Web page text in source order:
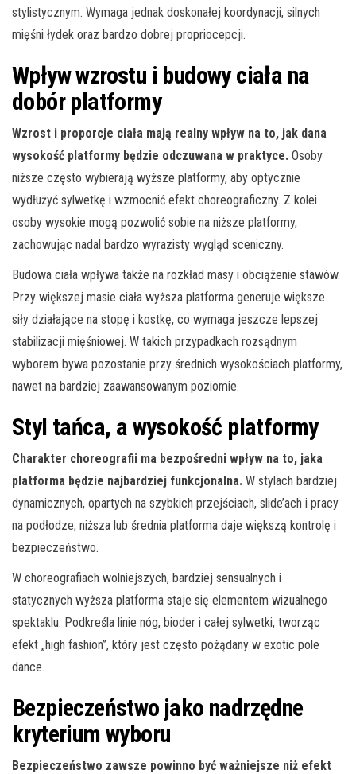
stylistycznym. Wymaga jednak doskonałej koordynacji, silnych
mięśni łydek oraz bardzo dobrej propriocepcji.
Wpływ wzrostu i budowy ciała na
dobór platformy
Wzrost i proporcje ciała mają realny wpływ na to, jak dana
wysokość platformy będzie odczuwana w praktyce. Osoby
niższe często wybierają wyższe platformy, aby optycznie
wydłużyć sylwetkę i wzmocnić efekt choreograficzny. Z kolei
osoby wysokie mogą pozwolić sobie na niższe platformy,
zachowując nadal bardzo wyrazisty wygląd sceniczny.
Budowa ciała wpływa także na rozkład masy i obciążenie stawów.
Przy większej masie ciała wyższa platforma generuje większe
siły działające na stopę i kostkę, co wymaga jeszcze lepszej
stabilizacji mięśniowej. W takich przypadkach rozsądnym
wyborem bywa pozostanie przy średnich wysokościach platformy,
nawet na bardziej zaawansowanym poziomie.
Styl tańca, a wysokość platformy
Charakter choreografii ma bezpośredni wpływ na to, jaka
platforma będzie najbardziej funkcjonalna. W stylach bardziej
dynamicznych, opartych na szybkich przejściach, slide’ach i pracy
na podłodze, niższa lub średnia platforma daje większą kontrolę i
bezpieczeństwo.
W choreografiach wolniejszych, bardziej sensualnych i
statycznych wyższa platforma staje się elementem wizualnego
spektaklu. Podkreśla linie nóg, bioder i całej sylwetki, tworząc
efekt „high fashion”, który jest często pożądany w exotic pole
dance.
Bezpieczeństwo jako nadrzędne
kryterium wyboru
Bezpieczeństwo zawsze powinno być ważniejsze niż efekt